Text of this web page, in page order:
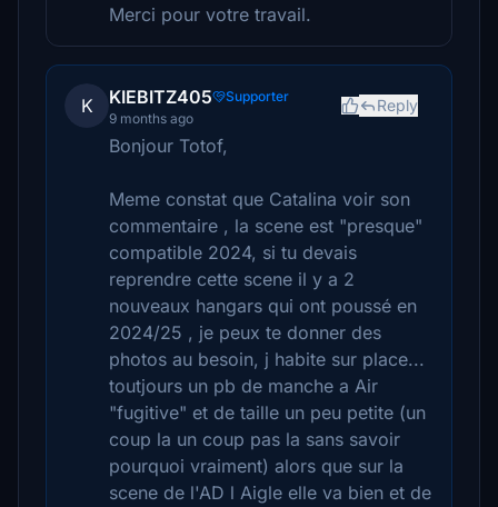
Merci pour votre travail.
K KIEBITZ405
Supporter
9 months ago
Reply
Bonjour Totof,
Meme constat que Catalina voir son
commentaire , la scene est "presque"
compatible 2024, si tu devais
reprendre cette scene il y a 2
nouveaux hangars qui ont poussé en
2024/25 , je peux te donner des
photos au besoin, j habite sur place...
toutjours un pb de manche a Air
"fugitive" et de taille un peu petite (un
coup la un coup pas la sans savoir
pourquoi vraiment) alors que sur la
scene de l'AD l Aigle elle va bien et de